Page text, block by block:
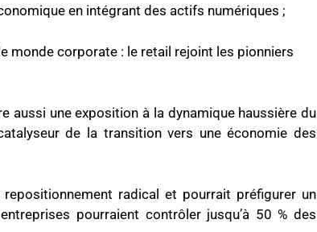
en intégrant des actifs numériques ;
monde corporate : le retail rejoint les pionniers
aussi une exposition à la dynamique haussière du
de la transition vers une économie des
radical et pourrait préfigurer un
pourraient contrôler jusqu’à 50 % des